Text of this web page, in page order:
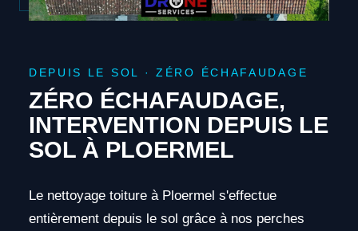
DEPUIS LE SOL · ZÉRO ÉCHAFAUDAGE
ZÉRO ÉCHAFAUDAGE,
INTERVENTION DEPUIS LE
SOL À PLOERMEL
Le nettoyage toiture à Ploermel s'effectue
entièrement depuis le sol grâce à nos perches